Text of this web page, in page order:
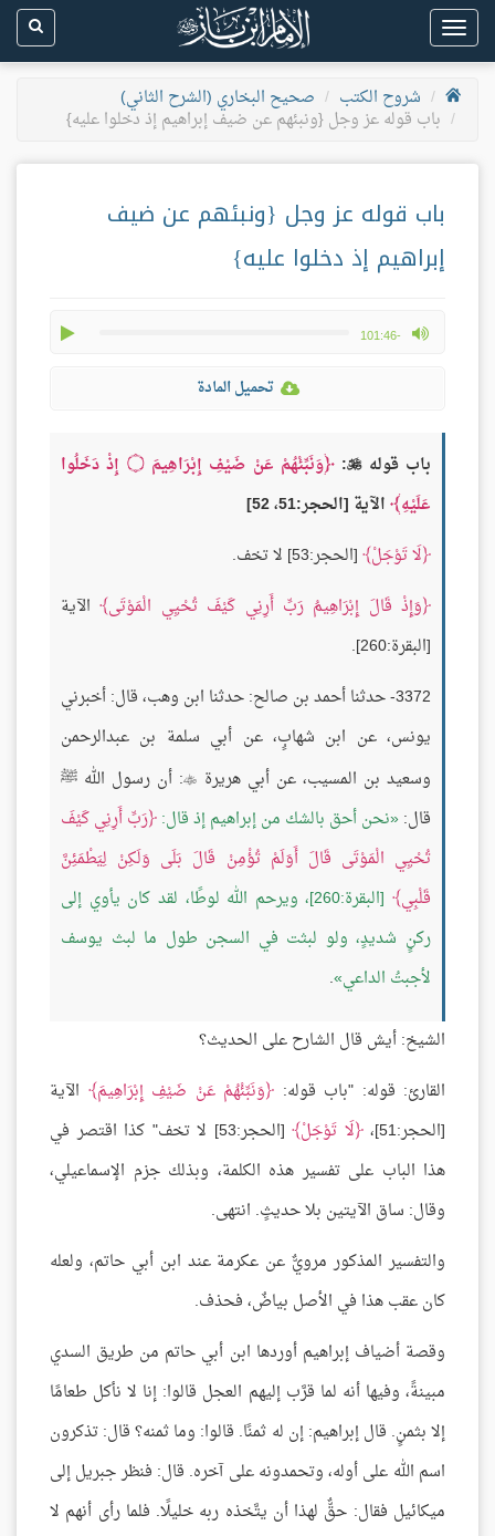
Toggle
navigation
شروح الكتب
صحيح البخاري (الشرح الثاني)
باب قوله عز وجل {ونبئهم عن ضيف إبراهيم إذ دخلوا عليه}
باب قوله عز وجل {ونبئهم عن ضيف
إبراهيم إذ دخلوا عليه}
-101:46
max volume
تحميل المادة
باب قوله
: وَنَبِّئْهُمْ عَنْ ضَيْفِ إِبْرَاهِيمَ۝ إِذْ دَخَلُوا
عَلَيْهِ الآية [الحجر:51، 52]
لَا تَوْجَلْ [الحجر:53] لا تخف.
وَإِذْ قَالَ إِبْرَاهِيمُ رَبِّ أَرِنِي كَيْفَ تُحْيِي الْمَوْتَى الآية
[البقرة:260].
3372- حدثنا أحمد بن صالح: حدثنا ابن وهب، قال: أخبرني
يونس، عن ابن شهابٍ، عن أبي سلمة بن عبدالرحمن
وسعيد بن المسيب، عن أبي هريرة : أن رسول الله ﷺ
قال: نحن أحق بالشك من إبراهيم إذ قال: رَبِّ أَرِنِي كَيْفَ
تُحْيِي الْمَوْتَى قَالَ أَوَلَمْ تُؤْمِنْ قَالَ بَلَى وَلَكِنْ لِيَطْمَئِنَّ
قَلْبِي
[البقرة:260]، ويرحم الله لوطًا، لقد كان يأوي إلى
ركنٍ شديدٍ، ولو لبثت في السجن طول ما لبث يوسف
لأجبتُ الداعي .
الشيخ: أيش قال الشارح على الحديث؟
القارئ: قوله: "باب قوله:
وَنَبِّئْهُمْ عَنْ ضَيْفِ إِبْرَاهِيمَ
الآية
[الحجر:51]،
لَا تَوْجَلْ
[الحجر:53] لا تخف" كذا اقتصر في
هذا الباب على تفسير هذه الكلمة، وبذلك جزم الإسماعيلي،
وقال: ساق الآيتين بلا حديثٍ. انتهى.
والتفسير المذكور مرويٌّ عن عكرمة عند ابن أبي حاتم، ولعله
كان عقب هذا في الأصل بياضٌ، فحذف.
وقصة أضياف إبراهيم أوردها ابن أبي حاتم من طريق السدي
مبينةً، وفيها أنه لما قرَّب إليهم العجل قالوا: إنا لا نأكل طعامًا
إلا بثمنٍ. قال إبراهيم: إن له ثمنًا. قالوا: وما ثمنه؟ قال: تذكرون
اسم الله على أوله، وتحمدونه على آخره. قال: فنظر جبريل إلى
ميكائيل فقال: حقٌّ لهذا أن يتَّخذه ربه خليلًا. فلما رأى أنهم لا